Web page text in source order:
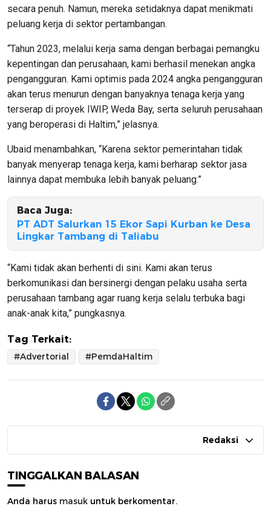
secara penuh. Namun, mereka setidaknya dapat menikmati
peluang kerja di sektor pertambangan.
“Tahun 2023, melalui kerja sama dengan berbagai pemangku
kepentingan dan perusahaan, kami berhasil menekan angka
pengangguran. Kami optimis pada 2024 angka pengangguran
akan terus menurun dengan banyaknya tenaga kerja yang
terserap di proyek IWIP, Weda Bay, serta seluruh perusahaan
yang beroperasi di Haltim,” jelasnya.
Ubaid menambahkan, “Karena sektor pemerintahan tidak
banyak menyerap tenaga kerja, kami berharap sektor jasa
lainnya dapat membuka lebih banyak peluang.”
Baca Juga:
PT ADT Salurkan 15 Ekor Sapi Kurban ke Desa
Lingkar Tambang di Taliabu
“Kami tidak akan berhenti di sini. Kami akan terus
berkomunikasi dan bersinergi dengan pelaku usaha serta
perusahaan tambang agar ruang kerja selalu terbuka bagi
anak-anak kita,” pungkasnya.
Tag Terkait:
#Advertorial #PemdaHaltim
Redaksi
TINGGALKAN BALASAN
Anda harus masuk untuk berkomentar.